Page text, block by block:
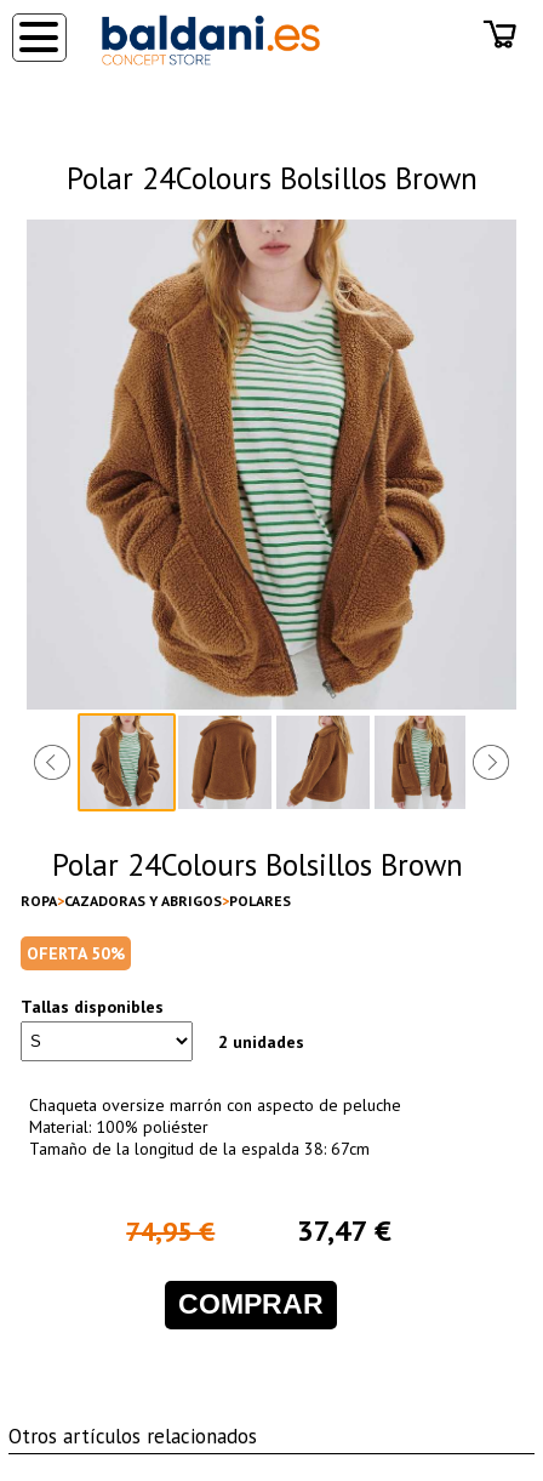
Polar 24Colours Bolsillos Brown
Polar 24Colours Bolsillos Brown
ROPA CAZADORAS Y ABRIGOS POLARES
OFERTA 50%
Tallas disponibles
2 unidades
Chaqueta oversize marrón con aspecto de peluche
Material: 100% poliéster
Tamaño de la longitud de la espalda 38: 67cm
74,95 € 37,47 €
COMPRAR
Otros artículos relacionados